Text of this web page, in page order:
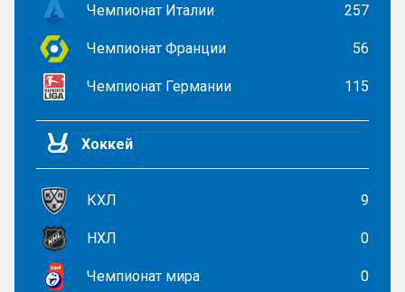
Чемпионат Италии 257
Чемпионат Франции 56
Чемпионат Германии 115
Хоккей
КХЛ 9
НХЛ 0
Чемпионат мира 0